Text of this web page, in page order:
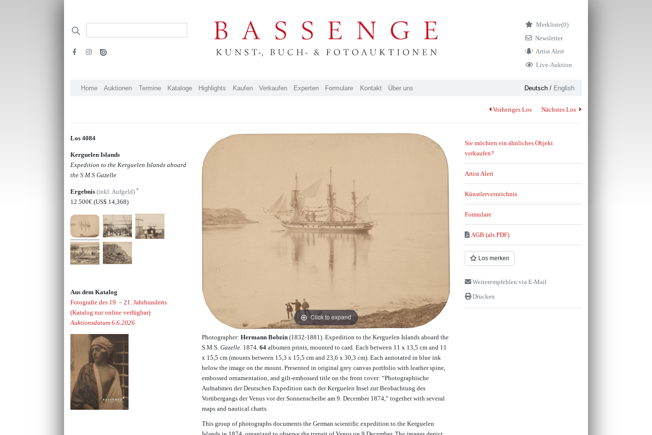
Merkliste(0)
Newsletter
Artist Alert
Live-Auktion
Home Auktionen Termine Kataloge Highlights Kaufen Verkaufen Experten Formulare Kontakt Über uns Deutsch/ English
Vorheriges Los Nächstes Los
Los 4084
Kerguelen Islands
Expedition to the Kerguelen Islands aboard
the S.M.S Gazelle
Ergebnis(inkl. Aufgeld)*
12.500€(US$ 14,368)
Aus dem Katalog
Fotografie des 19. – 21. Jahrhunderts
(Katalog nur online verfügbar)
Auktionsdatum 6.6.2026
Click to expand
Photographer:Hermann Bobzin(1832-1881). Expedition to the Kerguelen Islands aboard the
S.M.S.Gazelle. 1874.64albumen prints, mounted to card. Each between 11 x 13,5 cm and 11
x 15,5 cm (mounts between 15,3 x 15,5 cm and 23,6 x 30,3 cm). Each annotated in blue ink
below the image on the mount. Presented in original grey canvas portfolio with leather spine,
embossed ornamentation, and gilt-embossed title on the front cover: “Photographische
Aufnahmen der Deutschen Expedition nach der Kerguelen Insel zur Beobachtung des
Vorübergangs der Venus vor der Sonnenscheibe am 9. December 1874,” together with several
maps and nautical charts.
This group of photographs documents the German scientific expedition to the Kerguelen
Sie möchten ein ähnliches Objekt
verkaufen?
Artist Alert
Künstlerverzeichnis
Formulare
AGB (als PDF)
Los merken
Weiterempfehlen via E-Mail
Drucken